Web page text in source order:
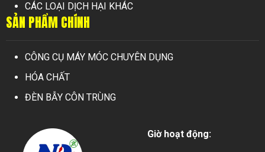
CÁC LOẠI DỊCH HẠI KHÁC
SẢN PHẨM CHÍNH
CÔNG CỤ MÁY MÓC CHUYÊN DỤNG
HÓA CHẤT
ĐÈN BẪY CÔN TRÙNG
Giờ hoạt động: